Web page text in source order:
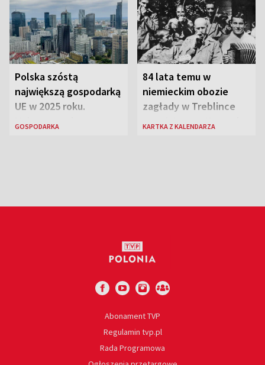
Polska szóstą
największą gospodarką
UE w 2025 roku.
Najnowsze dane
GOSPODARKA
84 lata temu w
niemieckim obozie
zagłady w Treblince
zmarł Janusz Korczak
KARTKA Z KALENDARZA
Abonament TVP
Regulamin tvp.pl
Rada Programowa